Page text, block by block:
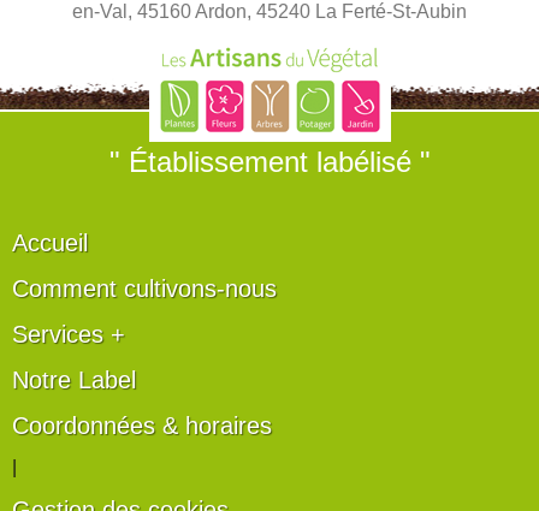
en-Val, 45160 Ardon, 45240 La Ferté-St-Aubin
" Établissement labélisé "
Accueil
Comment cultivons-nous
Services +
Notre Label
Coordonnées & horaires